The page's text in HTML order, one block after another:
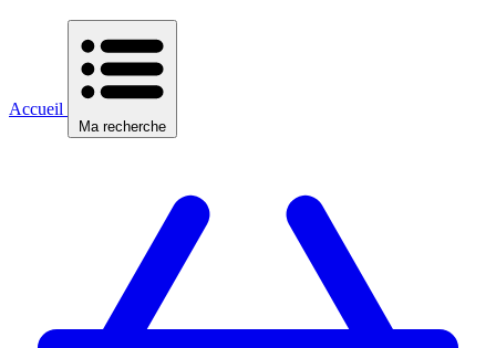
Accueil
Ma recherche